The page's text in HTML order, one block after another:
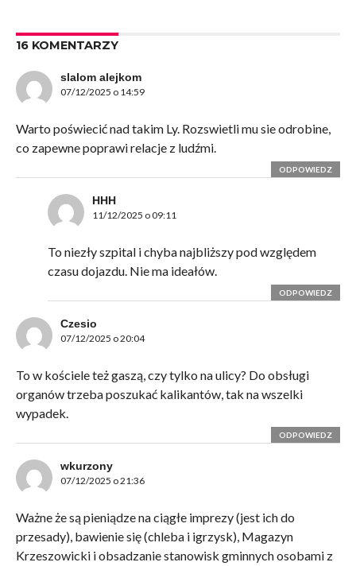
16 KOMENTARZY
slalom alejkom
07/12/2025 o 14:59
Warto poświecić nad takim Ly. Rozswietli mu sie odrobine,
co zapewne poprawi relacje z ludźmi.
ODPOWIEDZ
HHH
11/12/2025 o 09:11
To niezły szpital i chyba najbliższy pod względem
czasu dojazdu. Nie ma ideałów.
ODPOWIEDZ
Czesio
07/12/2025 o 20:04
To w kościele też gaszą, czy tylko na ulicy? Do obsługi
organów trzeba poszukać kalikantów, tak na wszelki
wypadek.
ODPOWIEDZ
wkurzony
07/12/2025 o 21:36
Ważne że są pieniądze na ciągłe imprezy (jest ich do
przesady), bawienie się (chleba i igrzysk), Magazyn
Krzeszowicki i obsadzanie stanowisk gminnych osobami z